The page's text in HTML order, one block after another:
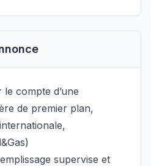
compte d’une
de premier plan,
supervise et